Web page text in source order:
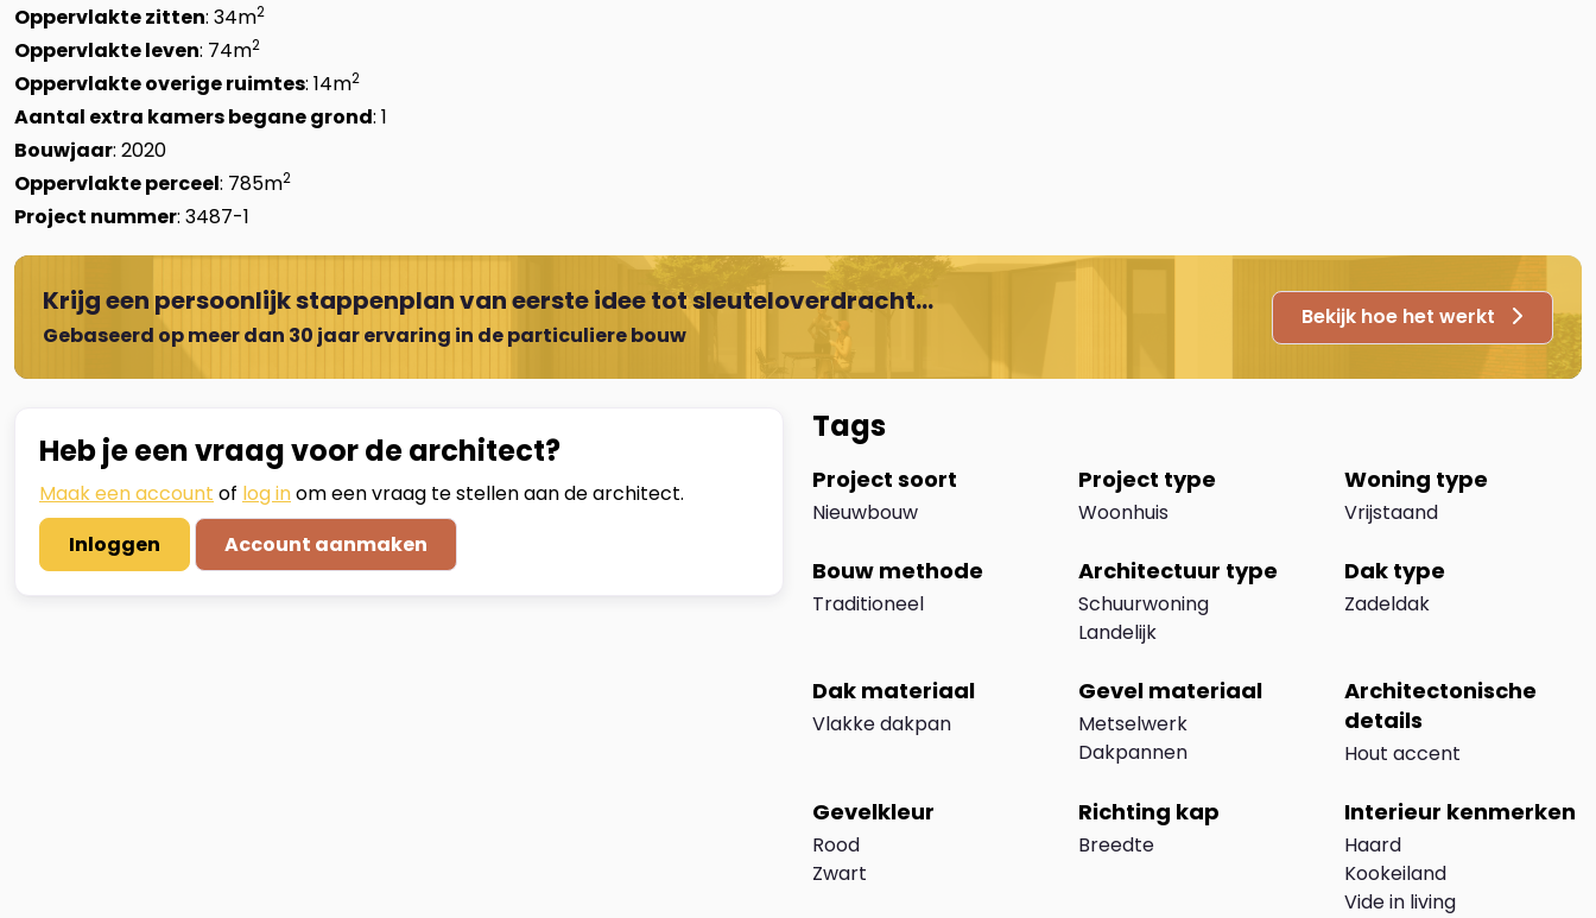
Oppervlakte zitten: 34m2
Oppervlakte leven: 74m2
Oppervlakte overige ruimtes: 14m2
Aantal extra kamers begane grond: 1
Bouwjaar: 2020
Oppervlakte perceel: 785m2
Project nummer: 3487-1
Krijg een persoonlijk stappenplan van eerste idee tot sleuteloverdracht...
Gebaseerd op meer dan 30 jaar ervaring in de particuliere bouw
Bekijk hoe het werkt
Heb je een vraag voor de architect?
Maak een account of log inom een vraag te stellen aan de architect.
Inloggen
Account aanmaken
Tags
Project soort
Nieuwbouw
Project type
Woonhuis
Woning type
Vrijstaand
Bouw methode
Traditioneel
Architectuur type
Schuurwoning
Landelijk
Dak type
Zadeldak
Dak materiaal
Vlakke dakpan
Gevel materiaal
Metselwerk
Dakpannen
Architectonische
details
Hout accent
Gevelkleur
Rood
Zwart
Richting kap
Breedte
Interieur kenmerken
Haard
Kookeiland
Vide in living